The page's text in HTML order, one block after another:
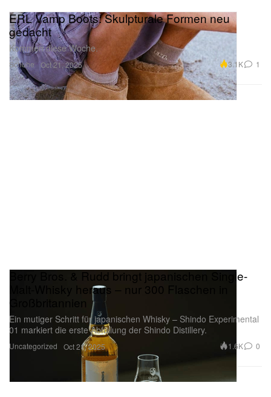
Schuhe
ERL Vamp Boots: Skulpturale Formen neu
gedacht
Kommen diese Woche.
Oct 21, 2025 3.1K 1
Uncategorized
Berry Bros. & Rudd bringt japanischen Single-
Malt-Whisky heraus – nur 300 Flaschen in
Großbritannien
Ein mutiger Schritt für japanischen Whisky – Shindo Experimental
01 markiert die erste Abfüllung der Shindo Distillery.
Oct 21, 2025 1.6K 0